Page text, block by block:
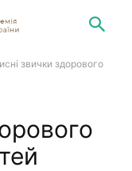
звички здорового